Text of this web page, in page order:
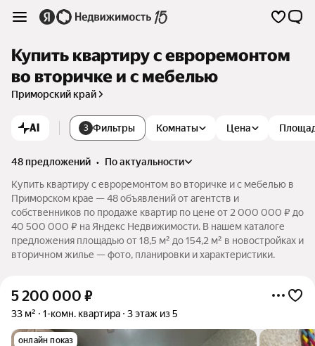
Купить квартиру с евроремонтом
во вторичке и с мебелью
Приморский край
AI 3 Фильтры Комнаты Цена
48 предложений •
по актуальности
Купить квартиру с евроремонтом во вторичке и с мебелью в
Приморском крае — 48 объявлений от агентств и
собственников по продаже квартир по цене от 2 000 000 ₽ до
40 500 000 ₽ на Яндекс Недвижимости. В нашем каталоге
предложения площадью от 18,5 м² до 154,2 м² в новостройках и
вторичном жилье — фото, планировки и характеристики.
5 200 000 ₽
33 м² 1-комн. квартира 3 этаж из 5
онлайн показ